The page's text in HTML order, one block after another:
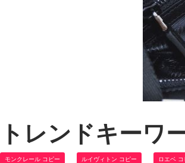
トレンドキーワ
モンクレール コピー ルイヴィトン コピー ロエベ コ